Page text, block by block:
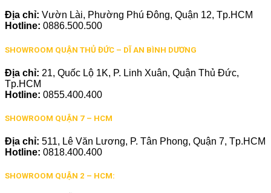
Địa chỉ: Vườn Lài, Phường Phú Đông, Quận 12, Tp.HCM
Hotline: 0886.500.500
SHOWROOM QUẬN THỦ ĐỨC – DĨ AN BÌNH DƯƠNG
Địa chỉ: 21, Quốc Lộ 1K, P. Linh Xuân, Quận Thủ Đức,
Tp.HCM
Hotline: 0855.400.400
SHOWROOM QUẬN 7 – HCM
Địa chỉ: 511, Lê Văn Lương, P. Tân Phong, Quận 7, Tp.HCM
Hotline: 0818.400.400
SHOWROOM QUẬN 2 – HCM: